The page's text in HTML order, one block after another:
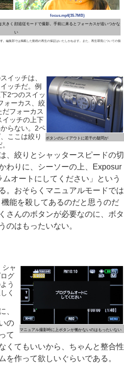
focus.mp4(35.7MB)
大きく 顔追従モードで撮影。手前に来るとフォーカスが追いつかな
い
す。編集部では掲載した動画の再生の保証はいたしかねます。また、再生環境についての個
ボタンのレイアウトに若干の疑問が
イッチは、
ッチだ。例
2つのスイッ
ォーカス、絞
だフォーカス
イッチの上下
らない。2ペ
ここは絞り
、絞りとシャッタースピードの切
わりに、シーソーの上、Exposur
オートにしてください」という
。おそらくマニュアルモードでは
能を殺してあるのだと思うのだ
さんのボタンが必要なのに、ボタ
のはもったいない。
マニュアル撮影時に上ボタンが働かないのはもったいない
ャ
グ
う
く
、
の
て
くてもいいから、ちゃんと整合性
を作って欲しいぐらいである。